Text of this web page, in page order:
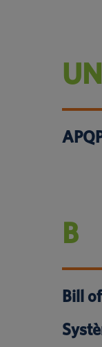
UN
B
Bill